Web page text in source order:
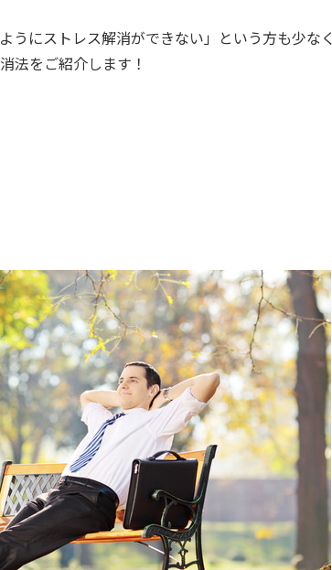
うにストレス解消ができない」という方も少な
法をご紹介します！